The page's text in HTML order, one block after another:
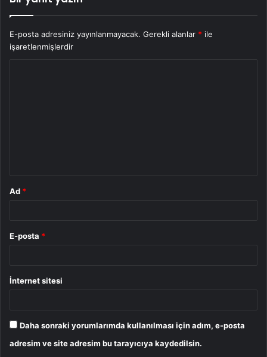
E-posta adresiniz yayınlanmayacak. Gerekli alanlar * ile
işaretlenmişlerdir
Ad *
E-posta *
İnternet sitesi
Daha sonraki yorumlarımda kullanılması için adım, e-posta
adresim ve site adresim bu tarayıcıya kaydedilsin.